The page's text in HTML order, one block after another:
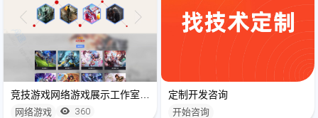
网络游戏 360
定制开发咨询
开始咨询